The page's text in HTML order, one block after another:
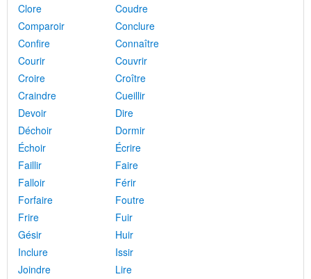
Clore
Coudre
Comparoir
Conclure
Confire
Connaître
Courir
Couvrir
Croire
Croître
Craindre
Cueillir
Devoir
Dire
Déchoir
Dormir
Échoir
Écrire
Faillir
Faire
Falloir
Férir
Forfaire
Foutre
Frire
Fuir
Gésir
Huir
Inclure
Issir
Joindre
Lire